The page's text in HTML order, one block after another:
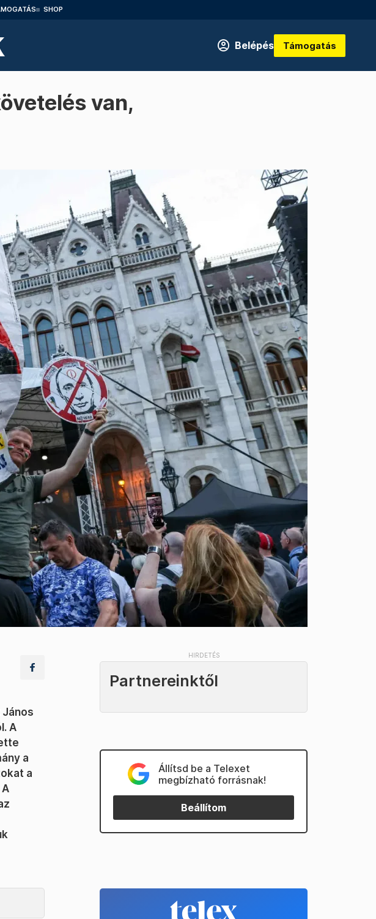
SHOP
Belépés Támogatás
van,
A
a
a
Partnereinktől
Állítsd be a Telexet
megbízható forrásnak!
Beállítom